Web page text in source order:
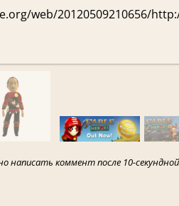
web/20120509210656/
написать коммент после 10-